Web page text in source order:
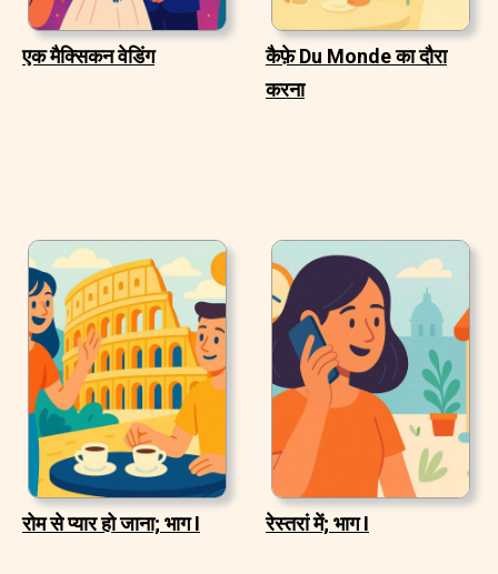
एक मैक्सिकन वेडिंग
कैफ़े Du Monde का दौरा
करना
रोम से प्यार हो जाना; भाग I रेस्तरां में; भाग I